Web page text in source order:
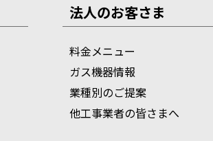
法人のお客さま
料金メニュー
ガス機器情報
業種別のご提案
他工事業者の皆さまへ